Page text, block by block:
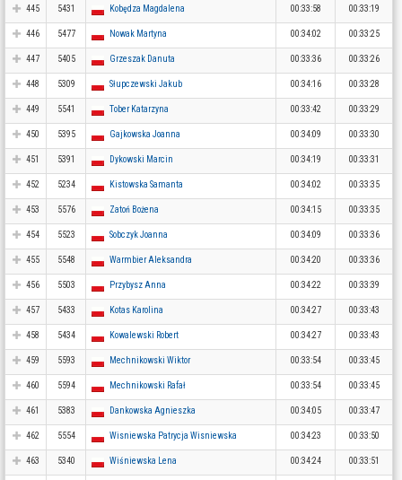
445 5431 Kobędza Magdalena 00:33:58 00:33:19
446 5477 Nowak Martyna 00:34:02 00:33:25
447 5405 Grzeszak Danuta 00:33:36 00:33:26
448 5309 Słupczewski Jakub 00:34:16 00:33:28
449 5541 Tober Katarzyna 00:33:42 00:33:29
450 5395 Gajkowska Joanna 00:34:09 00:33:30
451 5391 Dykowski Marcin 00:34:19 00:33:31
452 5234 Kistowska Samanta 00:34:02 00:33:35
453 5576 Zatoń Bożena 00:34:15 00:33:35
454 5523 Sobczyk Joanna 00:34:09 00:33:36
455 5548 Warmbier Aleksandra 00:34:20 00:33:36
456 5503 Przybysz Anna 00:34:22 00:33:39
457 5433 Kotas Karolina 00:34:27 00:33:43
458 5434 Kowalewski Robert 00:34:27 00:33:43
459 5593 Mechnikowski Wiktor 00:33:54 00:33:45
460 5594 Mechnikowski Rafał 00:33:54 00:33:45
461 5383 Dankowska Agnieszka 00:34:05 00:33:47
462 5554 Wisniewska Patrycja Wisniewska 00:34:23 00:33:50
463 5340 Wiśniewska Lena 00:34:24 00:33:51